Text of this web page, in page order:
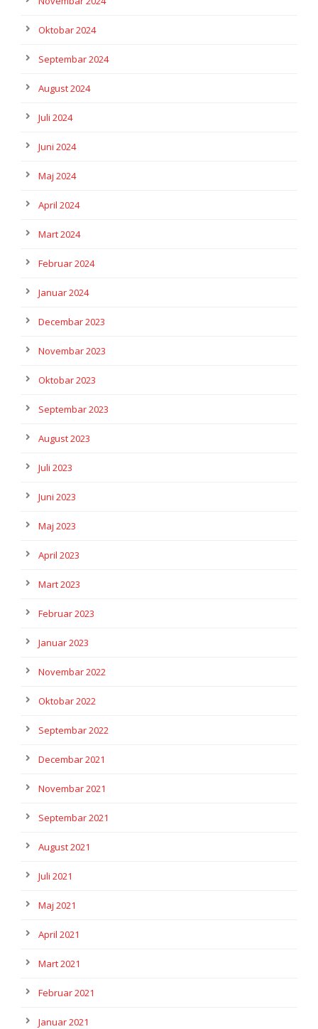
Oktobar 2024
Septembar 2024
August 2024
Juli 2024
Juni 2024
Maj 2024
April 2024
Mart 2024
Februar 2024
Januar 2024
Decembar 2023
Novembar 2023
Oktobar 2023
Septembar 2023
August 2023
Juli 2023
Juni 2023
Maj 2023
April 2023
Mart 2023
Februar 2023
Januar 2023
Novembar 2022
Oktobar 2022
Septembar 2022
Decembar 2021
Novembar 2021
Septembar 2021
August 2021
Juli 2021
Maj 2021
April 2021
Mart 2021
Februar 2021
Januar 2021